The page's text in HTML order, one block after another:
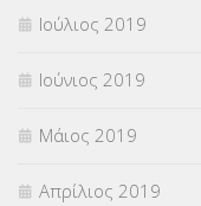
Ιούλιος 2019
Ιούνιος 2019
Μάιος 2019
Απρίλιος 2019